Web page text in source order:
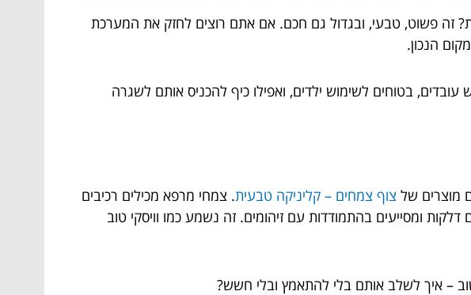
זה פשוט, טבעי, ובגדול גם חכם. אם אתם רוצים לחזק את המערכת
הנכון.
בטוחים לשימוש ילדים, ואפילו כיף להכניס אותם לשגרה
מוצרים של צוף צמחים – קליניקה טבעית. צמחי מרפא מכילים רכיבים
ומסייעים בהתמודדות עם זיהומים. זה נשמע כמו וויסקי טוב
– איך לשלב אותם בלי להתאמץ ובלי חשש?